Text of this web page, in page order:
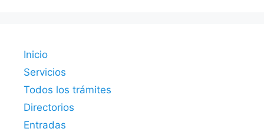
Inicio
Servicios
Todos los trámites
Directorios
Entradas